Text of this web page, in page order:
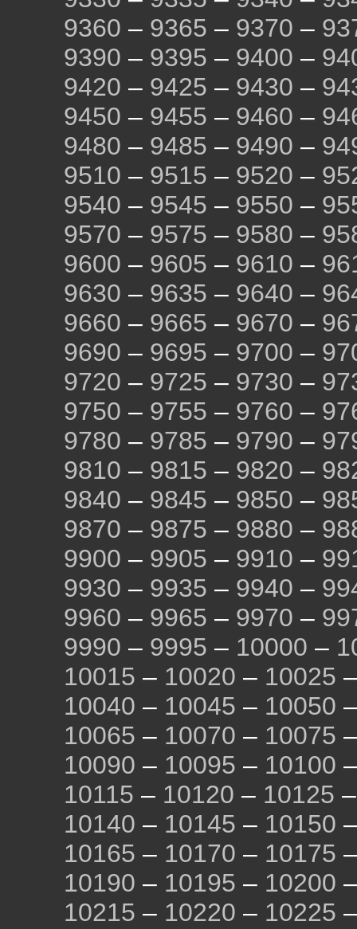
9360 – 9365 – 9370 –
9390 – 9395 – 9400 –
9420 – 9425 – 9430 –
9450 – 9455 – 9460 –
9480 – 9485 – 9490 –
9510 – 9515 – 9520 –
9540 – 9545 – 9550 –
9570 – 9575 – 9580 –
9600 – 9605 – 9610 –
9630 – 9635 – 9640 –
9660 – 9665 – 9670 –
9690 – 9695 – 9700 –
9720 – 9725 – 9730 –
9750 – 9755 – 9760 –
9780 – 9785 – 9790 –
9810 – 9815 – 9820 –
9840 – 9845 – 9850 –
9870 – 9875 – 9880 –
9900 – 9905 – 9910 –
9930 – 9935 – 9940 –
9960 – 9965 – 9970 –
9990 – 9995 – 10000 –
10015 – 10020 – 10025
10040 – 10045 – 10050
10065 – 10070 – 10075
10090 – 10095 – 10100
10115 – 10120 – 10125
10140 – 10145 – 10150
10165 – 10170 – 10175
10190 – 10195 – 10200
10215 – 10220 – 10225